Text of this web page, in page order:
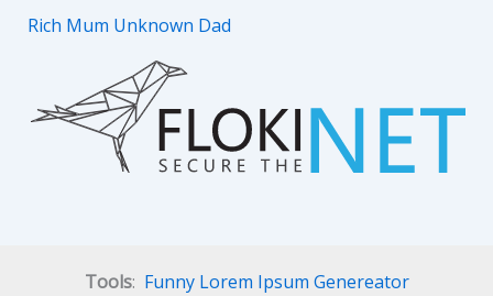
Rich Mum Unknown Dad
Tools: Funny Lorem Ipsum Genereator